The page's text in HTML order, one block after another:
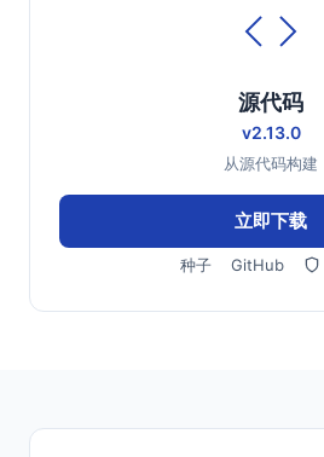
源代码
v2.13.0
从源代码构建
立即下载
种子 GitHub